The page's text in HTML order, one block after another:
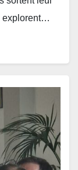
explorent…